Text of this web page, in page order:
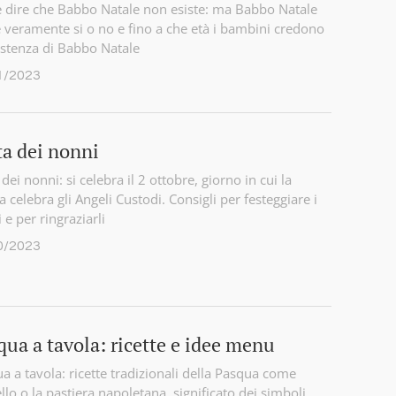
dire che Babbo Natale non esiste: ma Babbo Natale
veramente si o no e fino a che età i bambini credono
di Babbo Natale
2023
dei nonni
dei nonni: si celebra il 2 ottobre, giorno in cui la
celebra gli Angeli Custodi. Consigli per festeggiare i
e per ringraziarli
2023
a tavola: ricette e idee menu
a tavola: ricette tradizionali della Pasqua come
o la pastiera napoletana, significato dei simboli